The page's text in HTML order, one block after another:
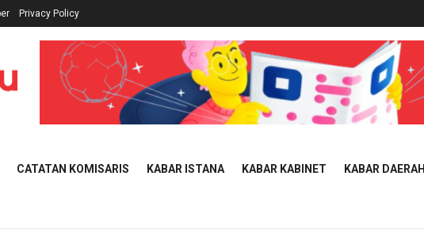
Privacy Policy
CATATAN KOMISARIS KABAR ISTANA KABAR KABINET KABAR DAERAH